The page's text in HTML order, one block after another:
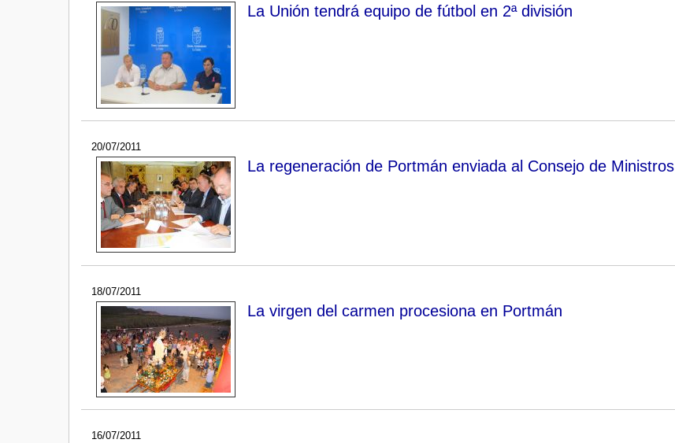
La Unión tendrá equipo de fútbol en 2ª división
20/07/2011
La regeneración de Portmán enviada al Consejo de Ministros
18/07/2011
La virgen del carmen procesiona en Portmán
16/07/2011